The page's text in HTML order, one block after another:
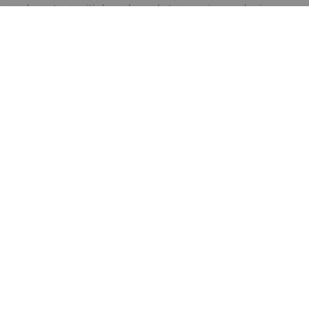
logra transmitir los valores de tu negocio a cualquier